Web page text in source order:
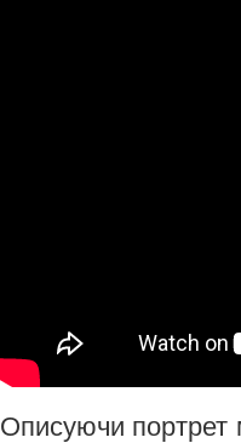
Описуючи портрет